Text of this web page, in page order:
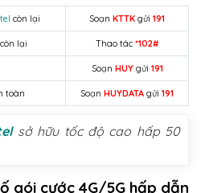
còn lại Soạn KTTK gửi 191
lại Thao tác *102#
Soạn HUYgửi 191
toàn Soạn HUYDATA gửi 191
sở hữu tốc độ cao hấp 50
gói cước 4G/5G hấp dẫn